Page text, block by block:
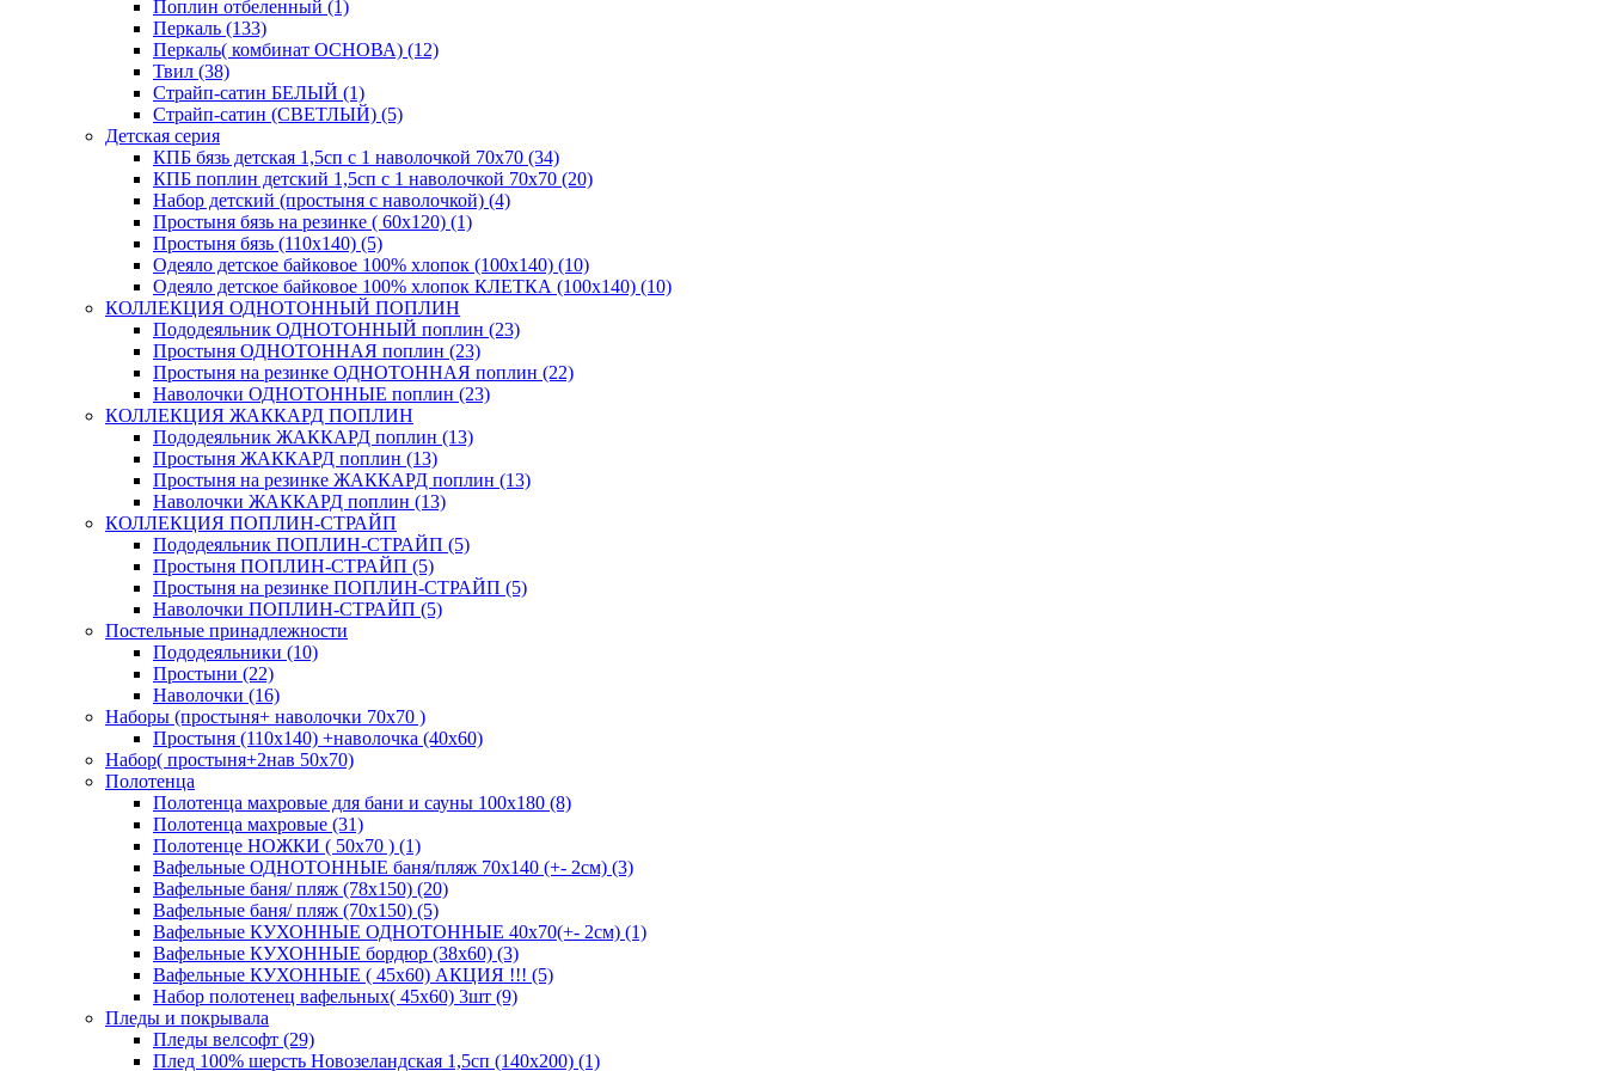
Поплин отбеленный (1)
Перкаль (133)
Перкаль( комбинат ОСНОВА) (12)
Твил (38)
Страйп-сатин БЕЛЫЙ (1)
Страйп-сатин (СВЕТЛЫЙ) (5)
Детская серия
КПБ бязь детская 1,5сп с 1 наволочкой 70х70 (34)
КПБ поплин детский 1,5сп с 1 наволочкой 70х70 (20)
Набор детский (простыня с наволочкой) (4)
Простыня бязь на резинке ( 60х120) (1)
Простыня бязь (110х140) (5)
Одеяло детское байковое 100% хлопок (100х140) (10)
Одеяло детское байковое 100% хлопок КЛЕТКА (100х140) (10)
КОЛЛЕКЦИЯ ОДНОТОННЫЙ ПОПЛИН
Пододеяльник ОДНОТОННЫЙ поплин (23)
Простыня ОДНОТОННАЯ поплин (23)
Простыня на резинке ОДНОТОННАЯ поплин (22)
Наволочки ОДНОТОННЫЕ поплин (23)
КОЛЛЕКЦИЯ ЖАККАРД ПОПЛИН
Пододеяльник ЖАККАРД поплин (13)
Простыня ЖАККАРД поплин (13)
Простыня на резинке ЖАККАРД поплин (13)
Наволочки ЖАККАРД поплин (13)
КОЛЛЕКЦИЯ ПОПЛИН-СТРАЙП
Пододеяльник ПОПЛИН-СТРАЙП (5)
Простыня ПОПЛИН-СТРАЙП (5)
Простыня на резинке ПОПЛИН-СТРАЙП (5)
Наволочки ПОПЛИН-СТРАЙП (5)
Постельные принадлежности
Пододеяльники (10)
Простыни (22)
Наволочки (16)
Наборы (простыня+ наволочки 70х70 )
Простыня (110х140) +наволочка (40х60)
Набор( простыня+2нав 50х70)
Полотенца
Полотенца махровые для бани и сауны 100х180 (8)
Полотенца махровые (31)
Полотенце НОЖКИ ( 50х70 ) (1)
Вафельные ОДНОТОННЫЕ баня/пляж 70х140 (+- 2см) (3)
Вафельные баня/ пляж (78х150) (20)
Вафельные баня/ пляж (70х150) (5)
Вафельные КУХОННЫЕ ОДНОТОННЫЕ 40х70(+- 2см) (1)
Вафельные КУХОННЫЕ бордюр (38х60) (3)
Вафельные КУХОННЫЕ ( 45х60) АКЦИЯ !!! (5)
Набор полотенец вафельных( 45х60) 3шт (9)
Пледы и покрывала
Пледы велсофт (29)
Плед 100% шерсть Новозеландская 1,5сп (140х200) (1)